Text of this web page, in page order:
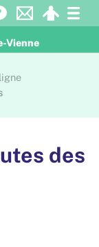
Vienne
des